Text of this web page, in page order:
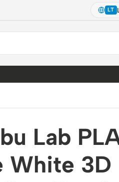
LT
Lab
White 3D